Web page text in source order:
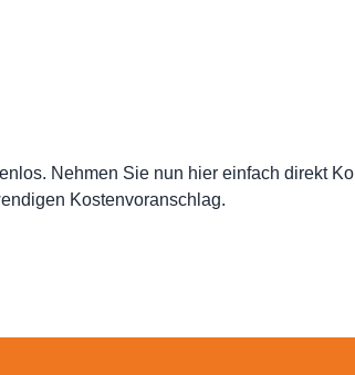
Nehmen Sie nun hier einfach direkt
Kostenvoranschlag.